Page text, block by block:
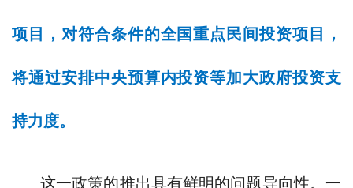
项目，对符合条件的全国重点民间投资项目，
将通过安排中央预算内投资等加大政府投资支
持力度。
这一政策的推出具有鲜明的问题导向性。一